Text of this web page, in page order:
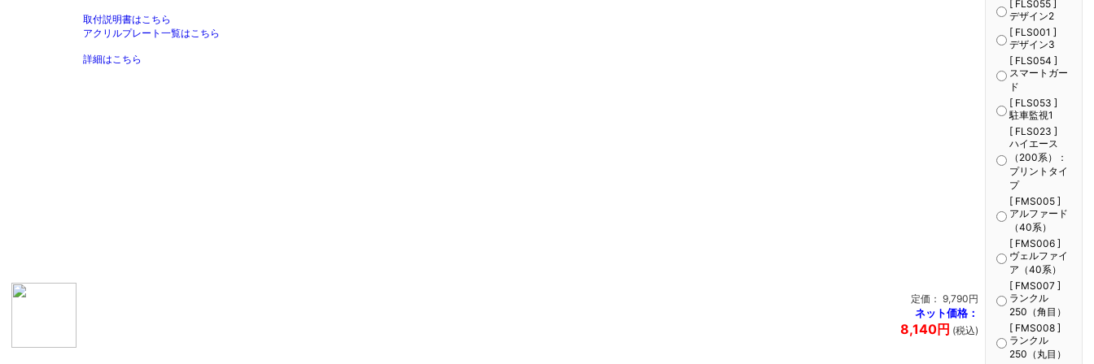
取付説明書はこちら
アクリルプレート一覧はこちら
詳細はこちら
定価： 9,790円
ネット価格：
8,140円 (税込)
[ FLS055 ]
デザイン2
[ FLS001 ]
デザイン3
[ FLS054 ]
スマートガー
ド
[ FLS053 ]
駐車監視1
[ FLS023 ]
ハイエース
（200系）：
プリントタイ
プ
[ FMS005 ]
アルファード
（40系）
[ FMS006 ]
ヴェルファイ
ア（40系）
[ FMS007 ]
ランクル
250（角目）
[ FMS008 ]
ランクル
250（丸目）